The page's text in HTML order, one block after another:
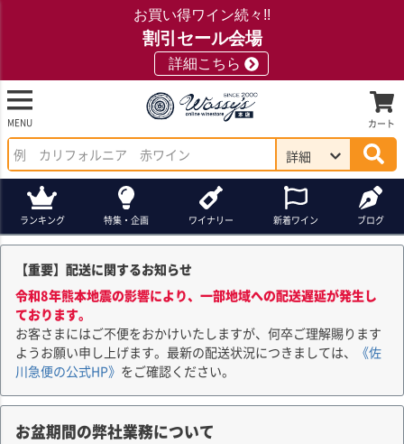
お買い得ワイン続々!!
割引セール会場
詳細こちら
MENU カート
詳細
ランキング 特集・企画 ワイナリー 新着ワイン ブログ
【重要】配送に関するお知らせ
令和8年熊本地震の影響により、一部地域への配送遅延が発生し
ております。
お客さまにはご不便をおかけいたしますが、何卒ご理解賜ります
ようお願い申し上げます。最新の配送状況につきましては、
《佐
川急便の公式HP》 をご確認ください。
お盆期間の弊社業務について